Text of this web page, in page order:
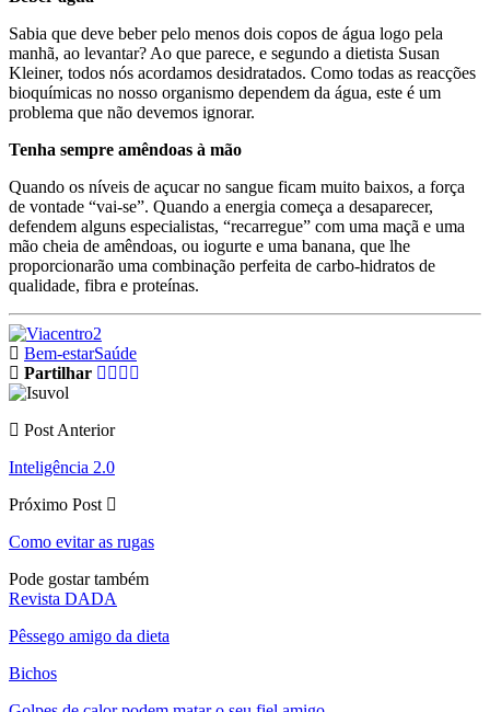
Sabia que deve beber pelo menos dois copos de água logo pela
manhã, ao levantar? Ao que parece, e segundo a dietista Susan
Kleiner, todos nós acordamos desidratados. Como todas as reacções
bioquímicas no nosso organismo dependem da água, este é um
problema que não devemos ignorar.
Tenha sempre amêndoas à mão
Quando os níveis de açucar no sangue ficam muito baixos, a força
de vontade “vai-se”. Quando a energia começa a desaparecer,
defendem alguns especialistas, “recarregue” com uma maçã e uma
mão cheia de amêndoas, ou iogurte e uma banana, que lhe
proporcionarão uma combinação perfeita de carbo-hidratos de
qualidade, fibra e proteínas.
Bem-estarSaúde
Partilhar
Post Anterior
Inteligência 2.0
Próximo Post
Como evitar as rugas
Pode gostar também
Revista DADA
Pêssego amigo da dieta
Bichos